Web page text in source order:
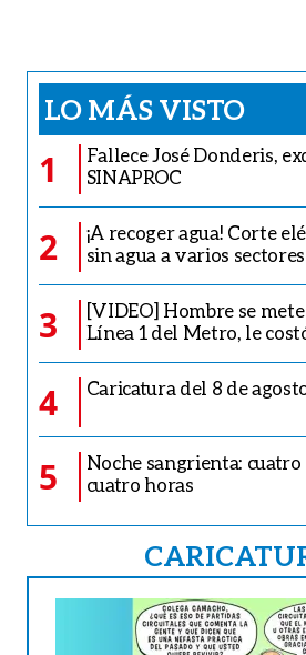
LO MÁS VISTO
1
Fallece José Donderis,
SINAPROC
2
¡A recoger agua! Corte
sin agua a varios
3
[VIDEO] Hombre se
Línea 1 del Metro, le
4 Caricatura del 8 de
5
Noche sangrienta:
cuatro horas